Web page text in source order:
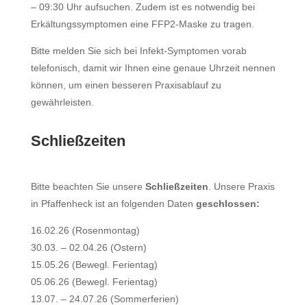
– 09:30 Uhr aufsuchen. Zudem ist es notwendig bei
Erkältungssymptomen eine FFP2-Maske zu tragen.
Bitte melden Sie sich bei Infekt-Symptomen vorab
telefonisch, damit wir Ihnen eine genaue Uhrzeit nennen
können, um einen besseren Praxisablauf zu
gewährleisten.
Schließzeiten
Bitte beachten Sie unsere Schließzeiten . Unsere Praxis
in Pfaffenheck ist an folgenden Daten geschlossen:
16.02.26 (Rosenmontag)
30.03. – 02.04.26 (Ostern)
15.05.26 (Bewegl. Ferientag)
05.06.26 (Bewegl. Ferientag)
13.07. – 24.07.26 (Sommerferien)